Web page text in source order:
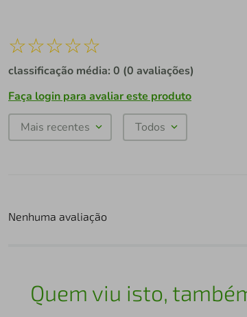
☆☆☆☆☆
classificação média: 0 (0 avaliações)
Faça login para avaliar este produto
Mais recentes Todos
Nenhuma avaliação
Quem viu isto,